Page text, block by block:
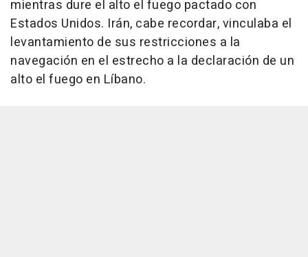
mientras dure el alto el fuego pactado con
Estados Unidos. Irán, cabe recordar, vinculaba el
levantamiento de sus restricciones a la
navegación en el estrecho a la declaración de un
alto el fuego en Líbano.